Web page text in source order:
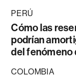
PERÚ
Cómo las
podrían
del fenómeno
COLOMBIA